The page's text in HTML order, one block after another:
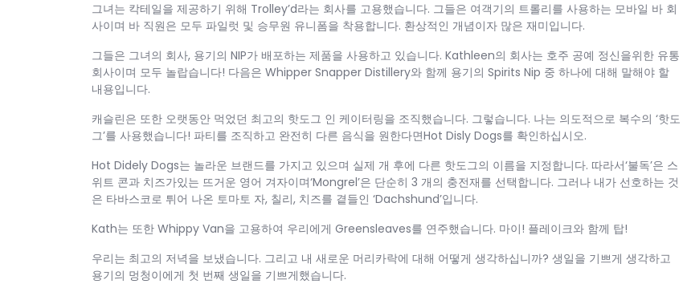
그녀는 칵테일을 제공하기 위해 Trolley’d라는 회사를 고용했습니다. 그들은 여객기의 트롤리를 사용하는 모바일 바 회
사이며 바 직원은 모두 파일럿 및 승무원 유니폼을 착용합니다. 환상적인 개념이자 많은 재미입니다.
그들은 그녀의 회사, 용기의 NIP가 배포하는 제품을 사용하고 있습니다. Kathleen의 회사는 호주 공예 정신을위한 유통
회사이며 모두 놀랍습니다! 다음은 Whipper Snapper Distillery와 함께 용기의 Spirits Nip 중 하나에 대해 말해야 할
내용입니다.
캐슬린은 또한 오랫동안 먹었던 최고의 핫도그 인 케이터링을 조직했습니다. 그렇습니다. 나는 의도적으로 복수의 ‘핫도
그’를 사용했습니다! 파티를 조직하고 완전히 다른 음식을 원한다면Hot Disly Dogs를 확인하십시오.
Hot Didely Dogs는 놀라운 브랜드를 가지고 있으며 실제 개 후에 다른 핫도그의 이름을 지정합니다. 따라서‘불독’은 스
위트 콘과 치즈가있는 뜨거운 영어 겨자이며‘Mongrel’은 단순히 3 개의 충전재를 선택합니다. 그러나 내가 선호하는 것
은 타바스코로 튀어 나온 토마토 자, 칠리, 치즈를 곁들인 ‘Dachshund’입니다.
Kath는 또한 Whippy Van을 고용하여 우리에게 Greensleaves를 연주했습니다. 마이! 플레이크와 함께 탑!
우리는 최고의 저녁을 보냈습니다. 그리고 내 새로운 머리카락에 대해 어떻게 생각하십니까? 생일을 기쁘게 생각하고
용기의 멍청이에게 첫 번째 생일을 기쁘게했습니다.